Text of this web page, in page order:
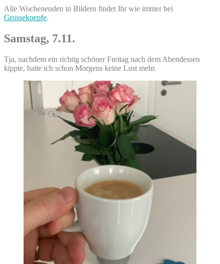
Alle Wochenenden in Bildern findet Ihr wie immer bei
Grossekoepfe.
Samstag, 7.11.
Tja, nachdem ein richtig schöner Freitag nach dem Abendessen
kippte, hatte ich schon Morgens keine Lust mehr.